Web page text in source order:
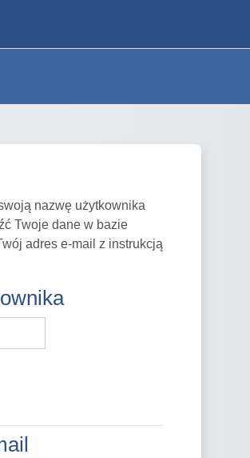
nazwę użytkownika
Twoje dane w bazie
adres e-mail z instrukcją